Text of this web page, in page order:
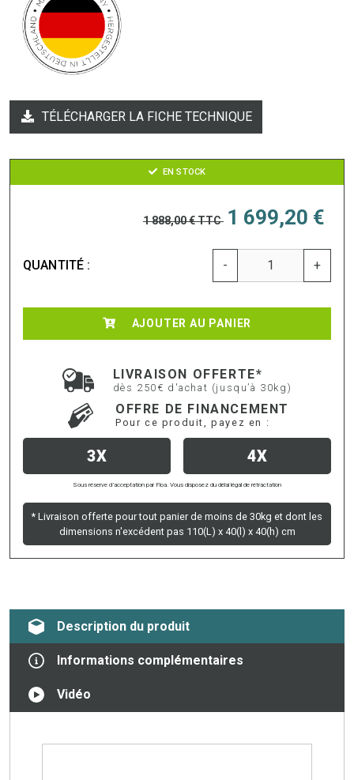
TÉLÉCHARGER LA FICHE TECHNIQUE
EN STOCK
1 888,00 €TTC 1 699,20 €
QUANTITÉ : - +
AJOUTER AU PANIER
LIVRAISON OFFERTE*
dès 250€ d'achat (jusqu’à 30kg)
OFFRE DE FINANCEMENT
Pour ce produit, payez en :
3X 4X
Sous réserve d’acceptation par Floa. Vous disposez du délai légal de rétractation
* Livraison offerte pour tout panier de moins de 30kg et dont les
dimensions n'excédent pas 110(L) x 40(l) x 40(h) cm
Description du produit
Informations complémentaires
Vidéo